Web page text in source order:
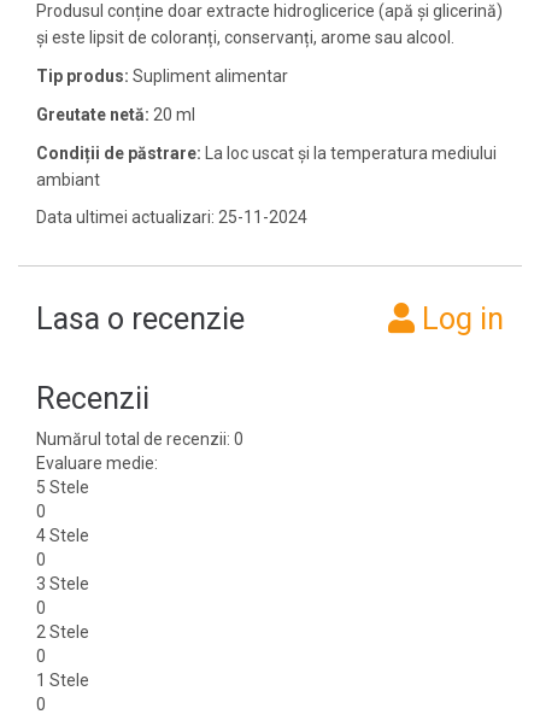
Produsul conține doar extracte hidroglicerice (apă și glicerină)
și este lipsit de coloranți, conservanți, arome sau alcool.
Tip produs: Supliment alimentar
Greutate netă: 20 ml
Condiții de păstrare: La loc uscat și la temperatura mediului
ambiant
Data ultimei actualizari: 25-11-2024
Lasa o recenzie Log in
Recenzii
Numărul total de recenzii: 0
Evaluare medie:
5 Stele
0
4 Stele
0
3 Stele
0
2 Stele
0
1 Stele
0